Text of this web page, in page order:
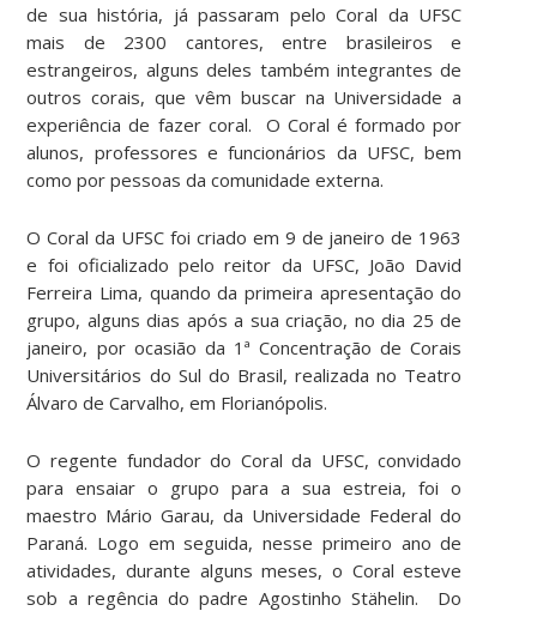
de sua história, já passaram pelo Coral da UFSC
mais de 2300 cantores, entre brasileiros e
estrangeiros, alguns deles também integrantes de
outros corais, que vêm buscar na Universidade a
experiência de fazer coral. O Coral é formado por
alunos, professores e funcionários da UFSC, bem
como por pessoas da comunidade externa.
O Coral da UFSC foi criado em 9 de janeiro de 1963
e foi oficializado pelo reitor da UFSC, João David
Ferreira Lima, quando da primeira apresentação do
grupo, alguns dias após a sua criação, no dia 25 de
janeiro, por ocasião da 1ª Concentração de Corais
Universitários do Sul do Brasil, realizada no Teatro
Álvaro de Carvalho, em Florianópolis.
O regente fundador do Coral da UFSC, convidado
para ensaiar o grupo para a sua estreia, foi o
maestro Mário Garau, da Universidade Federal do
Paraná. Logo em seguida, nesse primeiro ano de
atividades, durante alguns meses, o Coral esteve
sob a regência do padre Agostinho Stähelin. Do